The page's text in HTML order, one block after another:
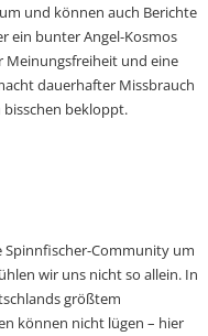
und können auch Berichte
ein bunter Angel-Kosmos
Meinungsfreiheit und eine
dauerhafter Missbrauch
bekloppt.
Spinnfischer-Community um
wir uns nicht so allein. In
größtem
können nicht lügen – hier